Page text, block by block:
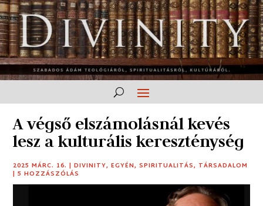
A végső elszámolásnál kevés
lesz a kulturális kereszténység
2025 MÁRC. 16. |DIVINITY,EGYÉN,SPIRITUALITÁS, TÁRSADALOM
|5 HOZZÁSZÓLÁS